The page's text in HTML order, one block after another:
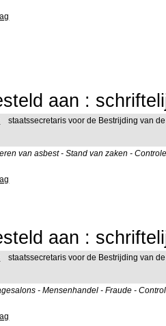
aan :
staatssecretaris voor de Bestrijding van
van asbest - Stand van zaken -
aan :
staatssecretaris voor de Bestrijding van
- Mensenhandel - Fraude -